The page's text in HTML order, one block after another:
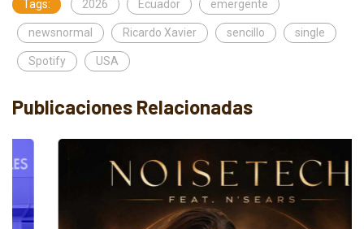
Tags: 2026 Ecuador emergente
newsnormal Ricardo Xavier sencillo single
Spotify USA
Publicaciones Relacionadas